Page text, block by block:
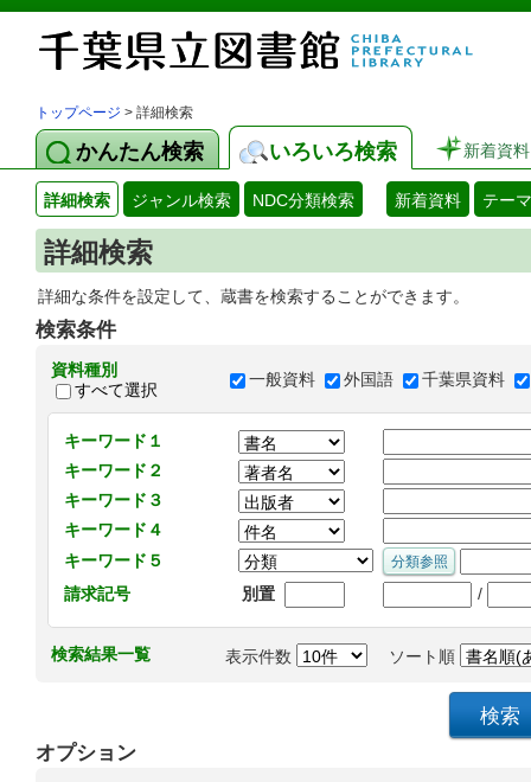
トップページ > 詳細検索
かんたん検索 いろいろ検索 新着資料
詳細検索 ジャンル検索 NDC分類検索 新着資料 テー
詳細検索
詳細な条件を設定して、蔵書を検索することができます。
検索条件
資料種別
すべて選択
一般資料 外国語 千葉県資料
キーワード１
キーワード２
キーワード３
キーワード４
キーワード５
請求記号
別置 /
検索結果一覧 表示件数 ソート順
オプション